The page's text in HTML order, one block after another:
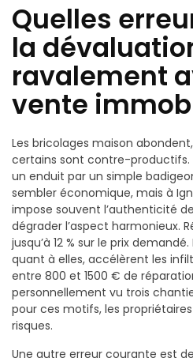
Quelles
la
ravalement
vente
Les bricolages maison
certains sont contre-productifs.
un enduit par un simple
sembler économique, mais à
impose souvent l’authenticité
dégrader l’aspect harmonieux.
jusqu’à 12 % sur le prix
quant à elles, accélèrent les
entre 800 et 1500 € de
personnellement vu trois
pour ces motifs, les
risques.
Une autre erreur courante est